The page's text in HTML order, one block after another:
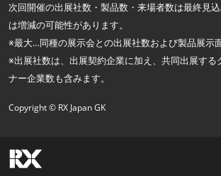
次回開催の出展社数・製品数・来場者数は最終見
は増減の可能性があります。
※最大…同種の展示会との出展社数および製品展示
※出展社数は、出展契約企業に加え、共同出展する
ナー企業数も含みます。
Copyright © RX Japan GK